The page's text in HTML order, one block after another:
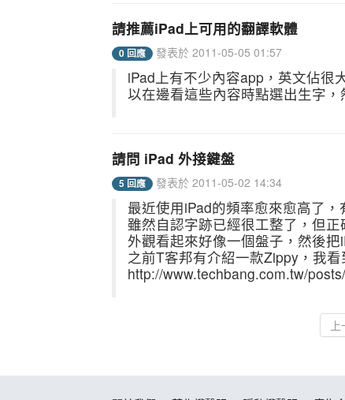
請推薦iPad上可用的翻譯軟體
0 回應 發表於 2011-05-05 01:57
iPad上有不少內容app，英文佔很
以在邊看這些內容時點選出生字
請問 iPad 外接鍵盤
5 回應 發表於 2011-05-02 14:34
最近使用iPad的頻率愈來愈高了
雖然自認字跡已經很工整了，但
外觀看起來好像一個盤子，然後
之前T客邦有介紹一款Zippy，我
http://www.techbang.com.tw/